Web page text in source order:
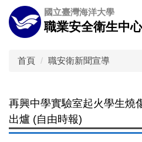
跳
到
主
國立臺灣海洋大學
職業安全衛生中心
首頁 職安衛新聞宣導
再興中學實驗室起火學生燒
出爐 (自由時報)